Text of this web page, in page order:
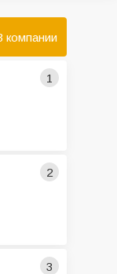
компании
1
2
3